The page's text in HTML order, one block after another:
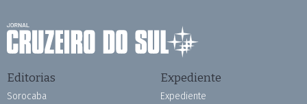
Editorias
Sorocaba
Expediente
Expediente